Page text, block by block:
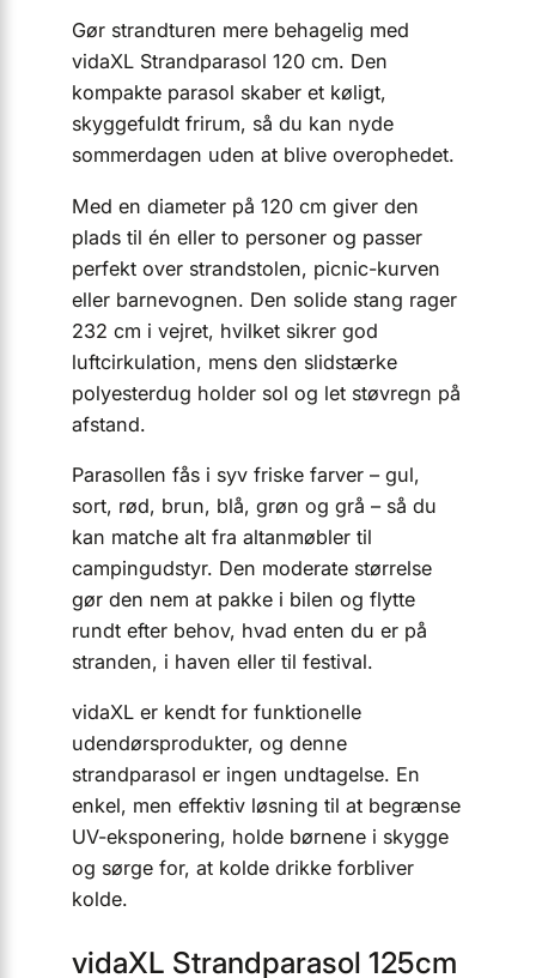
Gør strandturen mere behagelig med
vidaXL Strandparasol 120 cm. Den
kompakte parasol skaber et køligt,
skyggefuldt frirum, så du kan nyde
sommerdagen uden at blive overophedet.
Med en diameter på 120 cm giver den
plads til én eller to personer og passer
perfekt over strandstolen, picnic-kurven
eller barnevognen. Den solide stang rager
232 cm i vejret, hvilket sikrer god
luftcirkulation, mens den slidstærke
polyesterdug holder sol og let støvregn på
afstand.
Parasollen fås i syv friske farver – gul,
sort, rød, brun, blå, grøn og grå – så du
kan matche alt fra altanmøbler til
campingudstyr. Den moderate størrelse
gør den nem at pakke i bilen og flytte
rundt efter behov, hvad enten du er på
stranden, i haven eller til festival.
vidaXL er kendt for funktionelle
udendørsprodukter, og denne
strandparasol er ingen undtagelse. En
enkel, men effektiv løsning til at begrænse
UV-eksponering, holde børnene i skygge
og sørge for, at kolde drikke forbliver
kolde.
vidaXL Strandparasol 125cm